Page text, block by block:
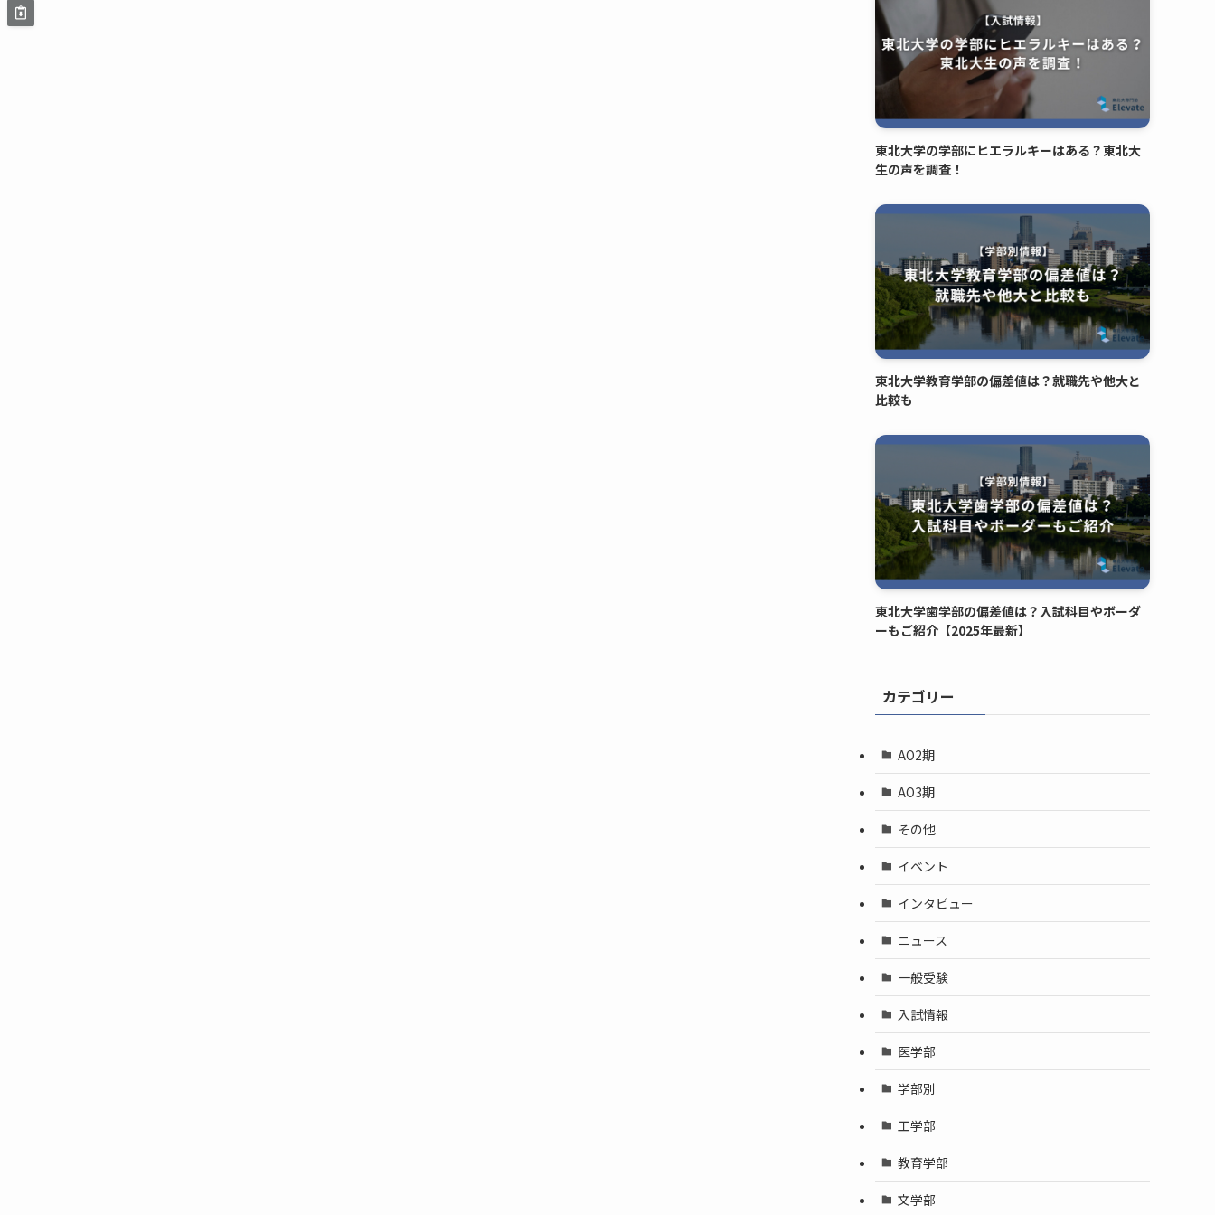
東北大学の学部にヒエラルキーはある？東北大
生の声を調査！
東北大学教育学部の偏差値は？就職先や他大と
比較も
東北大学歯学部の偏差値は？入試科目やボーダ
ーもご紹介【2025年最新】
カテゴリー
AO2期
AO3期
その他
イベント
インタビュー
ニュース
一般受験
入試情報
医学部
学部別
工学部
教育学部
文学部